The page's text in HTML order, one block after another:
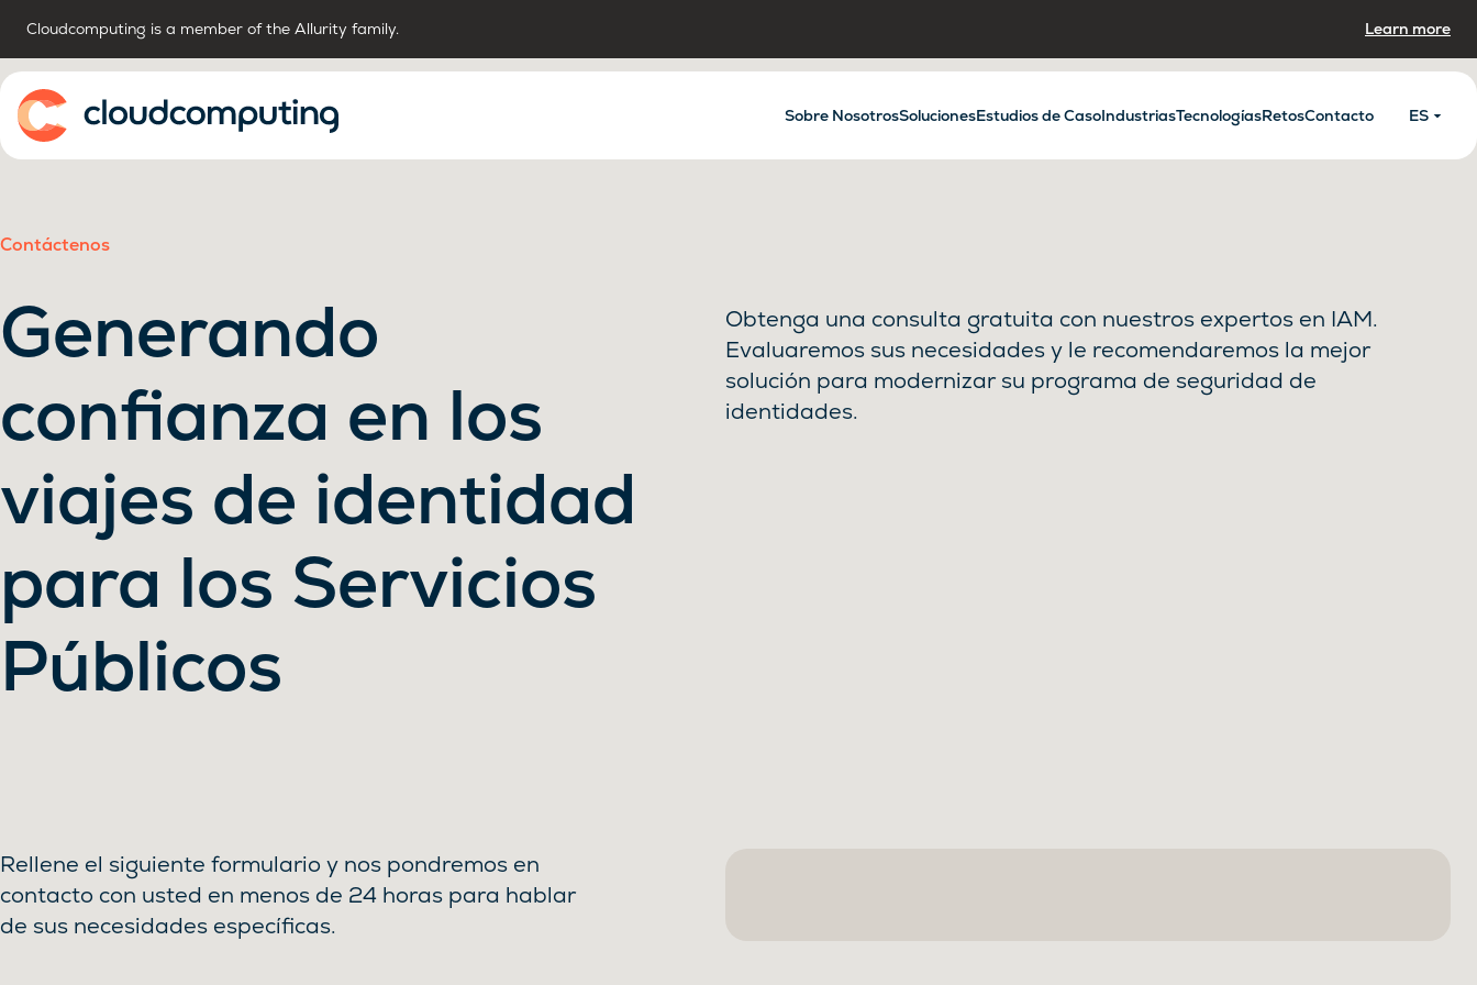
Cloudcomputing is a member of the Allurity family. Learn more
Inicio
ES
Sobre NosotrosSolucionesEstudios de CasoIndustriasTecnologíasRetosContacto
Contáctenos
Generando
confianza en los
viajes de identidad
para los Servicios
Públicos
Obtenga una consulta gratuita con nuestros expertos en IAM.
Evaluaremos sus necesidades y le recomendaremos la mejor
solución para modernizar su programa de seguridad de
identidades.
Rellene el siguiente formulario y nos pondremos en
contacto con usted en menos de 24 horas para hablar
de sus necesidades específicas.